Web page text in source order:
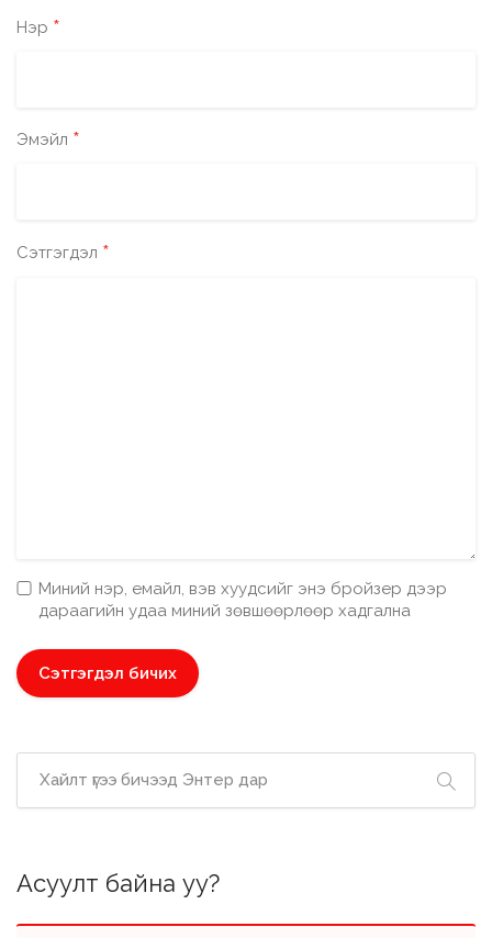
Нэр *
Эмэйл *
Сэтгэгдэл *
Миний нэр, емайл, вэв хуудсийг энэ бройзер дээр
дараагийн удаа миний зөвшөөрлөөр хадгална
Асуулт байна уу?